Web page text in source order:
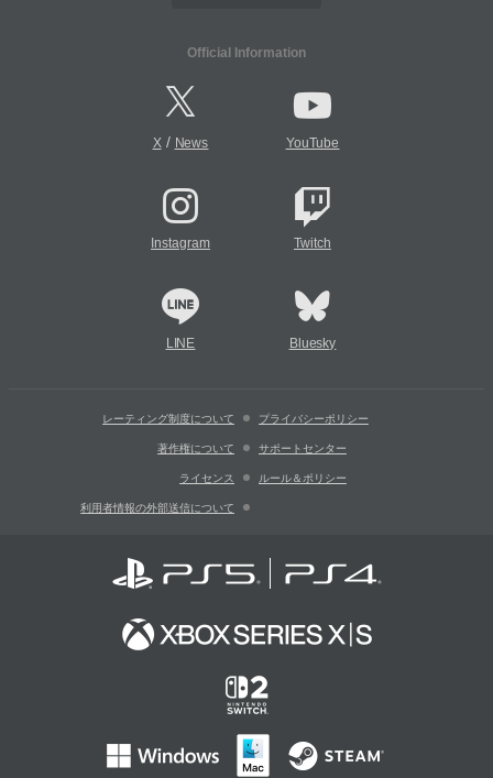
Official Information
X/ News YouTube
Instagram Twitch
LINE Bluesky
レーティング制度について プライバシーポリシー
著作権について サポートセンター
ライセンス ルール＆ポリシー
利用者情報の外部送信について